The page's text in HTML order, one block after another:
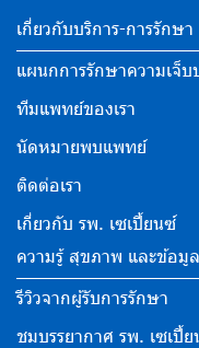
เกี่ยวกับบริการ-การรักษา
แผนกการรักษาความเจ็บ
ทีมแพทย์ของเรา
นัดหมายพบแพทย์
ติดต่อเรา
เกี่ยวกับ รพ. เซเปี้ยนซ์
ความรู้ สุขภาพ และข้อมู
รีวิวจากผู้รับการรักษา
ชมบรรยากาศ รพ. เซเปี้